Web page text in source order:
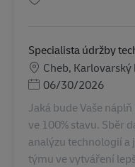
Specialista údržby
Lokation
Cheb, Karlovarský
Posted Date
06/30/2026
Jaká bude Vaše
ve 100% stavu. Sběr
analýzu technologií a
týmu ve vytváření